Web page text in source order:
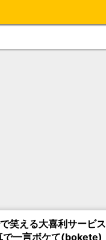
笑える大喜利サービス
で一言ボケて(bokete)